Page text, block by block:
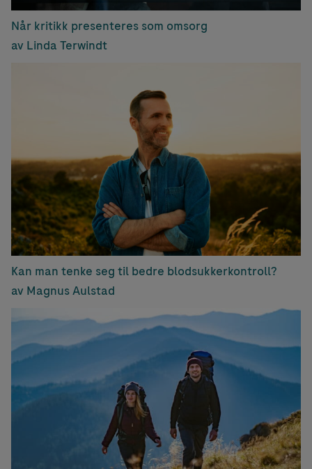
Når kritikk presenteres som omsorg
av Linda Terwindt
Kan man tenke seg til bedre blodsukkerkontroll?
av Magnus Aulstad